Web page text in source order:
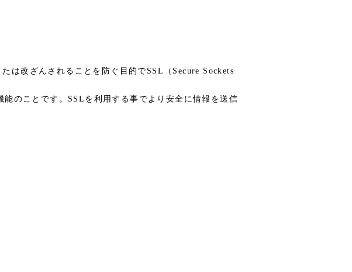
は改ざんされることを防ぐ目的でSSL（Secure Sockets
のことです。SSLを利用する事でより安全に情報を送信